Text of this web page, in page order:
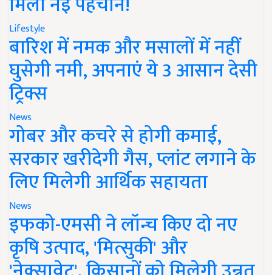
Lifestyle
बारिश में नमक और मसालों में नहीं
घुसेगी नमी, अपनाएं ये 3 आसान देसी
ट्रिक्स
News
गोबर और कचरे से होगी कमाई,
सरकार खरीदेगी गैस, प्लांट लगाने के
लिए मिलेगी आर्थिक सहायता
News
इफको-एमसी ने लॉन्च किए दो नए
कृषि उत्पाद, 'मित्सुकी' और